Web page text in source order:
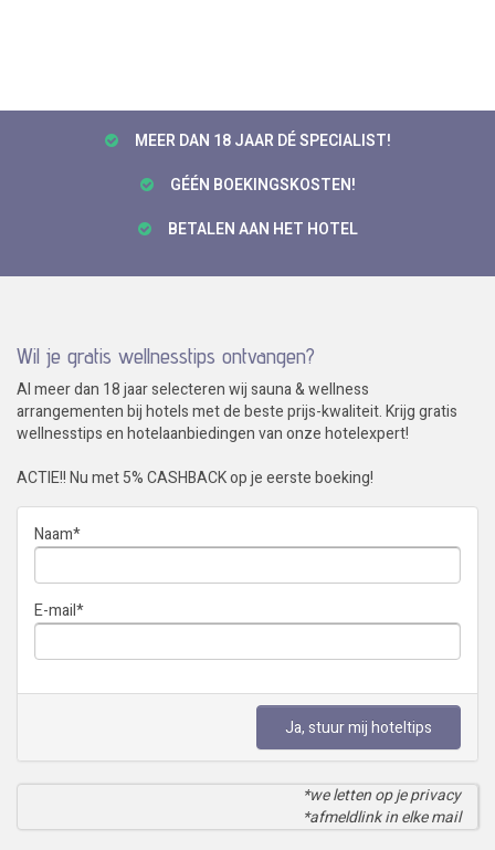
MEER DAN 18 JAAR DÉ SPECIALIST!
GÉÉN BOEKINGSKOSTEN!
BETALEN AAN HET HOTEL
Wil je gratis wellnesstips ontvangen?
Al meer dan 18 jaar selecteren wij sauna & wellness
arrangementen bij hotels met de beste prijs-kwaliteit. Krijg gratis
wellnesstips en hotelaanbiedingen van onze hotelexpert!
ACTIE!! Nu met 5% CASHBACK op je eerste boeking!
Naam*
E-mail*
Ja, stuur mij hoteltips
*we letten op je privacy
*afmeldlink in elke mail